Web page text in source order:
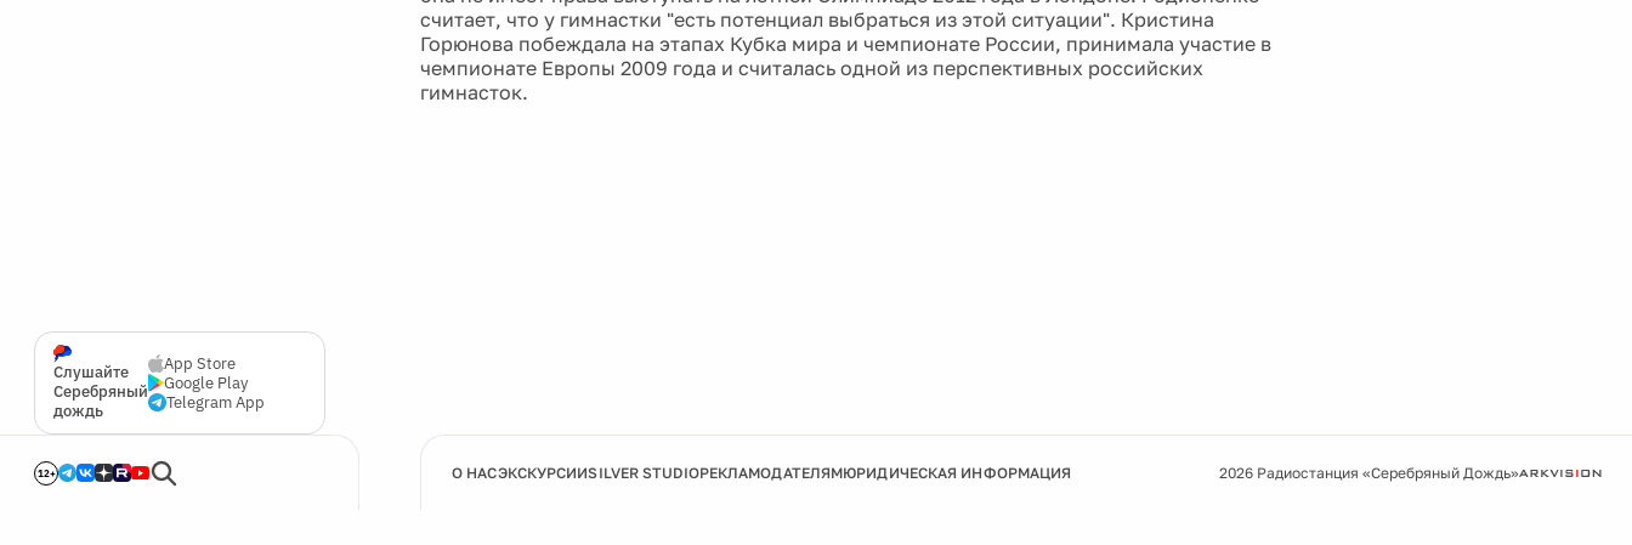
Слушайте
Серебряный
дождь
App Store
Google Play
Telegram App
12+
считает, что у гимнастки "есть потенциал выбраться из этой ситуации". Кристина
Горюнова побеждала на этапах Кубка мира и чемпионате России, принимала участие в
чемпионате Европы 2009 года и считалась одной из перспективных российских
гимнасток.
О НАСЭКСКУРСИИSILVER STUDIOРЕКЛАМОДАТЕЛЯМЮРИДИЧЕСКАЯ ИНФОРМАЦИЯ 2026 Радиостанция «Серебряный Дождь»